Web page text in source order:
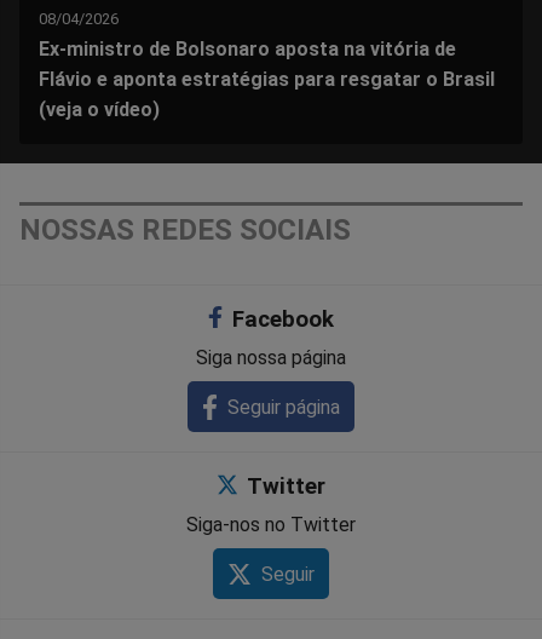
08/04/2026
Ex-ministro de Bolsonaro aposta na vitória de
Flávio e aponta estratégias para resgatar o Brasil
(veja o vídeo)
NOSSAS REDES SOCIAIS
Facebook
Siga nossa página
Seguir página
Twitter
Siga-nos no Twitter
Seguir